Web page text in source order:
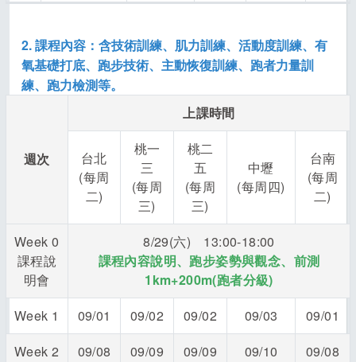
2. 課程內容：含技術訓練、肌力訓練、活動度訓練、有
氧基礎打底、跑步技術、主動恢復訓練、跑者力量訓
練、跑力檢測等。
週次
上課時間
台北
(每周
二)
桃一
三
(每周
三)
桃二
五
(每周
三)
中壢
(每周四)
台南
(每周
二)
Week 0
課程說
明會
8/29(六) 13:00-18:00
課程內容說明、跑步姿勢與觀念、前測
1km+200m(跑者分級)
Week 1
09/01 09/02 09/02 09/03
09/01
Week 2
09/08 09/09 09/09 09/10
09/08